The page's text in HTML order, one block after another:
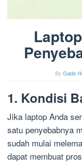
By Gads
1. Kondisi
Jika laptop Anda
satu penyebabnya
sudah mulai
dapat membuat